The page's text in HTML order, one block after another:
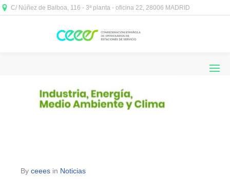
C/ Núñez de Balboa, 116 - 3ª planta - oficina 22, 28006 MADRID
By ceees in Noticias